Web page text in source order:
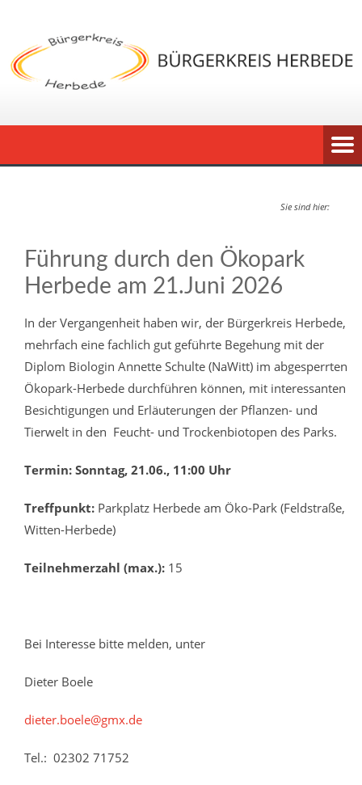
Sie sind hier:
Führung durch den Ökopark
Herbede am 21.Juni 2026
In der Vergangenheit haben wir, der Bürgerkreis Herbede,
mehrfach eine fachlich gut geführte Begehung mit der
Diplom Biologin Annette Schulte (NaWitt) im abgesperrten
Ökopark-Herbede durchführen können, mit interessanten
Besichtigungen und Erläuterungen der Pflanzen- und
Tierwelt in den Feucht- und Trockenbiotopen des Parks.
Termin: Sonntag, 21.06., 11:00 Uhr
Treffpunkt: Parkplatz Herbede am Öko-Park (Feldstraße,
Witten-Herbede)
Teilnehmerzahl (max.): 15
Bei Interesse bitte melden, unter
Dieter Boele
dieter.boele@gmx.de
Tel.: 02302 71752